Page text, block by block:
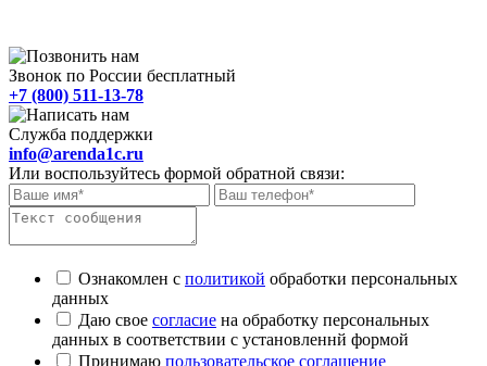
Звонок по России бесплатный
+7 (800) 511-13-78
Служба поддержки
info@arenda1c.ru
Или воспользуйтесь формой обратной связи:
Ознакомлен с политикой обработки персональных
данных
Даю свое согласие на обработку персональных
данных в соответствии с установленнй формой
Принимаю пользовательское соглашение